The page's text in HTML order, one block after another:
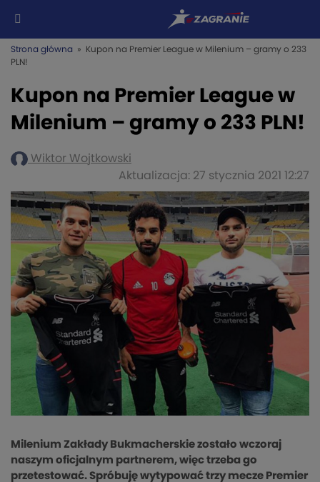
Strona główna » Kupon na Premier League w Milenium – gramy o 233
PLN!
Kupon na Premier League w
Milenium – gramy o 233 PLN!
Wiktor Wojtkowski
Aktualizacja: 27 stycznia 2021 12:27
Milenium Zakłady Bukmacherskie zostało wczoraj
naszym oficjalnym partnerem, więc trzeba go
przetestować. Spróbuję wytypować trzy mecze Premier